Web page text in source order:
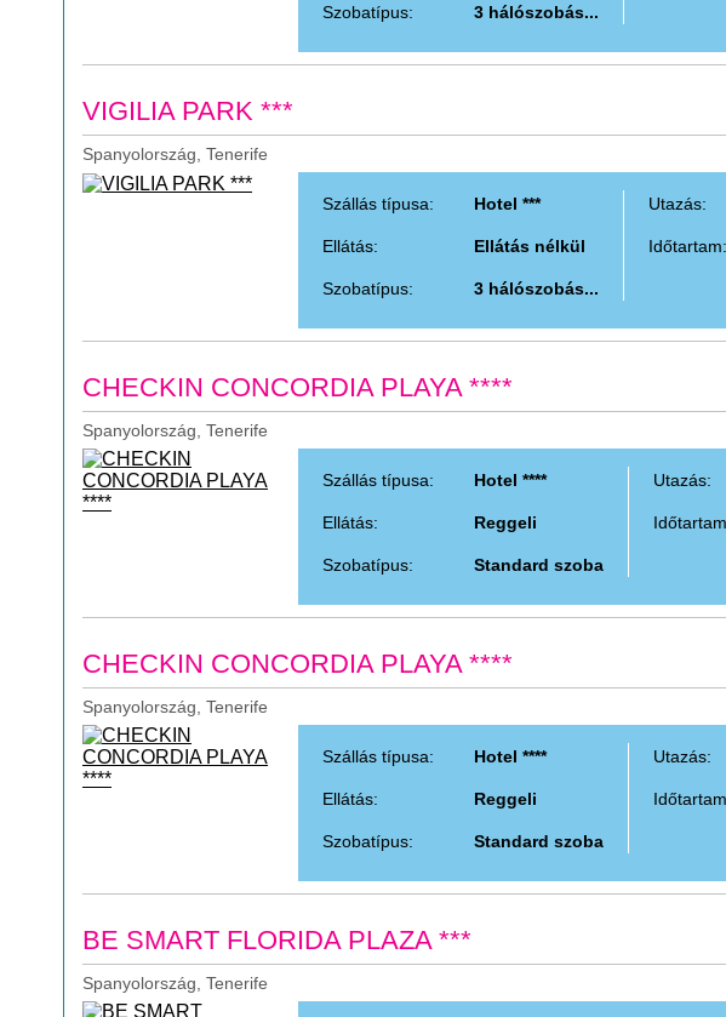
Szobatípus: 3 hálószobás...
VIGILIA PARK ***
Spanyolország, Tenerife
Szállás típusa: Hotel ***
Ellátás: Ellátás nélkül
Szobatípus: 3 hálószobás...
Utazás:
Időtartam:
CHECKIN CONCORDIA PLAYA ****
Spanyolország, Tenerife
Szállás típusa: Hotel ****
Ellátás: Reggeli
Szobatípus: Standard szoba
Utazás:
CHECKIN CONCORDIA PLAYA ****
Spanyolország, Tenerife
Szállás típusa: Hotel ****
Ellátás: Reggeli
Szobatípus: Standard szoba
Utazás:
BE SMART FLORIDA PLAZA ***
Spanyolország, Tenerife